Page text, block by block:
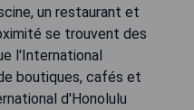
un restaurant et
se trouvent des
l'International
boutiques, cafés et
d'Honolulu